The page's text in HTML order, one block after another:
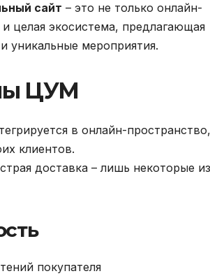
сайт – это не только онлайн-
целая экосистема, предлагающая
уникальные мероприятия.
ЦУМ
в онлайн-пространство,
клиентов.
доставка – лишь некоторые из
покупателя